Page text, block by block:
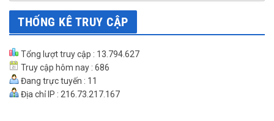
THỐNG KÊ TRUY CẬP
Tổng lượt truy cập : 13.794.627
Truy cập hôm nay : 686
Đang trực tuyến : 11
Địa chỉ IP : 216.73.217.167